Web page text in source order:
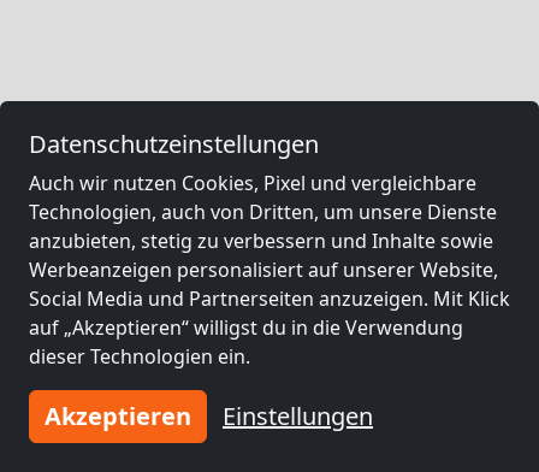
Datenschutzeinstellungen
Auch wir nutzen Cookies, Pixel und vergleichbare
Technologien, auch von Dritten, um unsere Dienste
anzubieten, stetig zu verbessern und Inhalte sowie
Werbeanzeigen personalisiert auf unserer Website,
Social Media und Partnerseiten anzuzeigen. Mit Klick
auf „Akzeptieren“ willigst du in die Verwendung
dieser Technologien ein.
Akzeptieren Einstellungen